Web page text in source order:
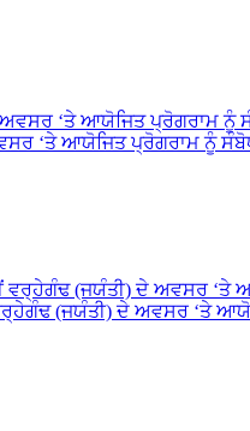
‘ਤੇ ਆਯੋਜਿਤ ਪ੍ਰੋਗਰਾਮ ਨੂੰ
(ਜਯੰਤੀ) ਦੇ ਅਵਸਰ ‘ਤੇ